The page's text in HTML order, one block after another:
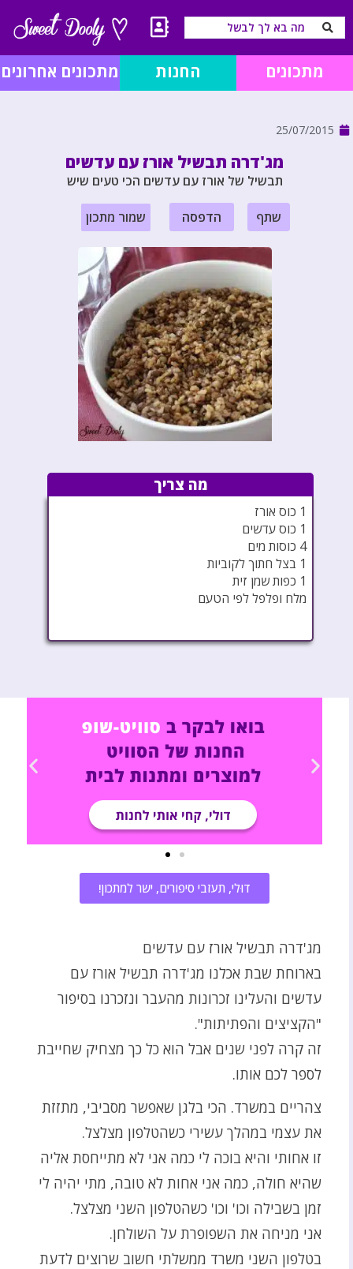
מתכונים החנות מתכונים אחרונים
25/07/2015
מג'דרה תבשיל אורז עם עדשים
תבשיל של אורז עם עדשים הכי טעים שיש
שתף הדפסה שמור מתכון
מה צריך
1 כוס אורז
1 כוס עדשים
4 כוסות מים
1 בצל חתוך לקוביות
1 כפות שמן זית
מלח ופלפל לפי הטעם
דוּלי, תעזבי סיפורים, ישר למתכון!
מג'דרה תבשיל אורז עם עדשים
בארוחת שבת אכלנו מג'דרה תבשיל אורז עם
עדשים והעלינו זכרונות מהעבר ונזכרנו בסיפור
"הקציצים והפתיתות".
זה קרה לפני שנים אבל הוא כל כך מצחיק שחייבת
לספר לכם אותו.
צהריים במשרד. הכי בלגן שאפשר מסביבי, מתזזת
את עצמי במהלך עשירי כשהטלפון מצלצל.
זו אחותי והיא בוכה לי כמה אני לא מתייחסת אליה
שהיא חולה, כמה אני אחות לא טובה, מתי יהיה לי
זמן בשבילה וכו' וכו' כשהטלפון השני מצלצל.
אני מניחה את השפופרת על השולחן.
בטלפון השני משרד ממשלתי חשוב שרוצים לדעת